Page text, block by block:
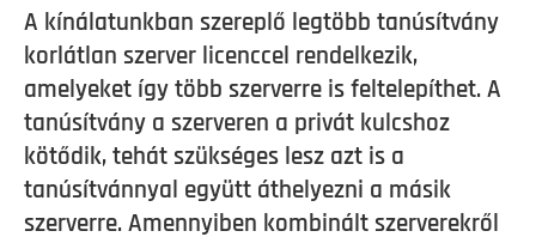
A kínálatunkban szereplő legtöbb tanúsítvány
korlátlan szerver licenccel rendelkezik,
amelyeket így több szerverre is feltelepíthet. A
tanúsítvány a szerveren a privát kulcshoz
kötődik, tehát szükséges lesz azt is a
tanúsítvánnyal együtt áthelyezni a másik
szerverre. Amennyiben kombinált szerverekről